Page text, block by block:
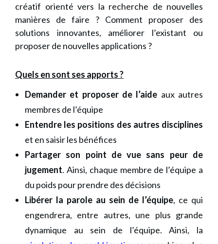
créatif orienté vers la recherche de nouvelles
manières de faire ? Comment proposer des
solutions innovantes, améliorer l’existant ou
proposer de nouvelles applications ?
Quels en sont ses apports ?
Demander et proposer de l’aide aux autres
membres de l’équipe
Entendre les positions des autres disciplines
et en saisir les bénéfices
Partager son point de vue sans peur de
jugement. Ainsi, chaque membre de l’équipe a
du poids pour prendre des décisions
Libérer la parole au sein de l’équipe, ce qui
engendrera, entre autres, une plus grande
dynamique au sein de l’équipe. Ainsi, la